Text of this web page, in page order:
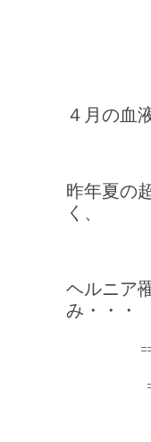
４月の血
昨年夏の
く、
ヘルニア
み・・・